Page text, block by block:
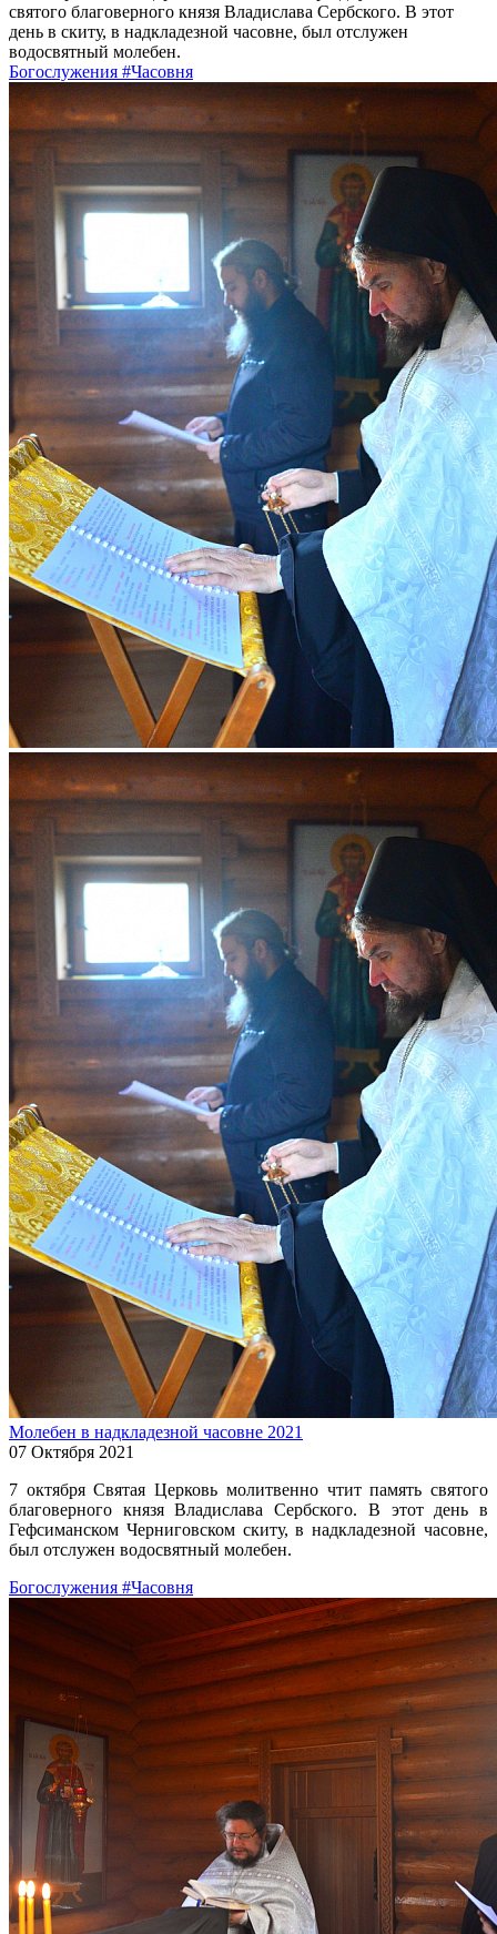
святого благоверного князя Владислава Сербского. В этот
день в скиту, в надкладезной часовне, был отслужен
водосвятный молебен.
Богослужения #Часовня
Молебен в надкладезной часовне 2021
07 Октября 2021
7 октября Святая Церковь молитвенно чтит память святого
благоверного князя Владислава Сербского. В этот день в
Гефсиманском Черниговском скиту, в надкладезной часовне,
был отслужен водосвятный молебен.
Богослужения #Часовня